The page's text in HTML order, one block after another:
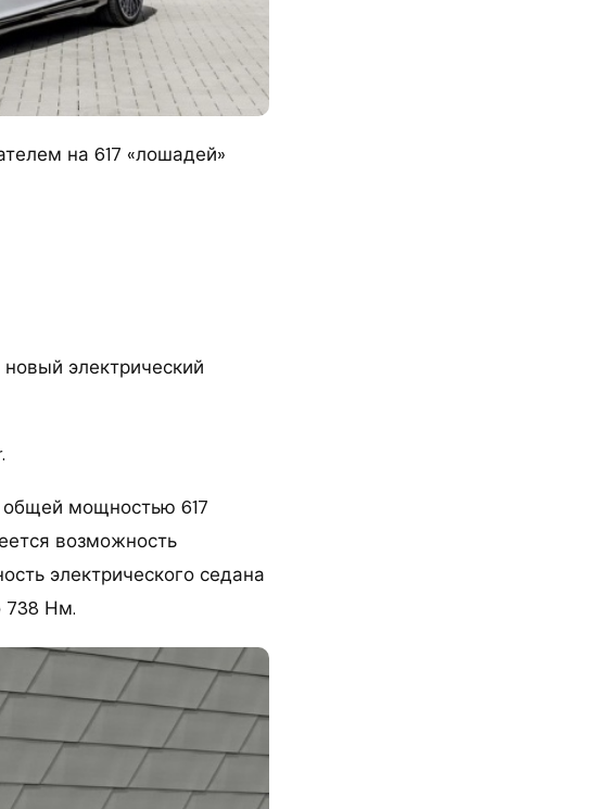
на 617 «лошадей»
электрический
общей мощностью 617
возможность
электрического седана
738 Нм.